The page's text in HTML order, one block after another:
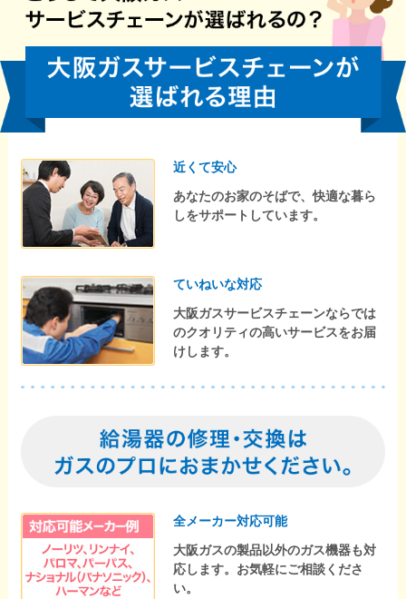
近くて安心
あなたのお家のそばで、快適な暮ら
しをサポートしています。
ていねいな対応
大阪ガスサービスチェーンならでは
のクオリティの高いサービスをお届
けします。
全メーカー対応可能
大阪ガスの製品以外のガス機器も対
応します。お気軽にご相談くださ
い。